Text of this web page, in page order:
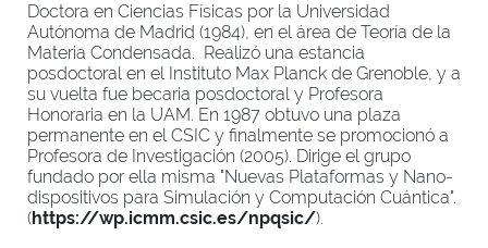
Doctora en Ciencias Físicas por la Universidad
Autónoma de Madrid (1984), en el área de Teoría de la
Materia Condensada. Realizó una estancia
posdoctoral en el Instituto Max Planck de Grenoble, y a
su vuelta fue becaria posdoctoral y Profesora
Honoraria en la UAM. En 1987 obtuvo una plaza
permanente en el CSIC y finalmente se promocionó a
Profesora de Investigación (2005). Dirige el grupo
fundado por ella misma "Nuevas Plataformas y Nano-
dispositivos para Simulación y Computación Cuántica".
(https://wp.icmm.csic.es/npqsic/).